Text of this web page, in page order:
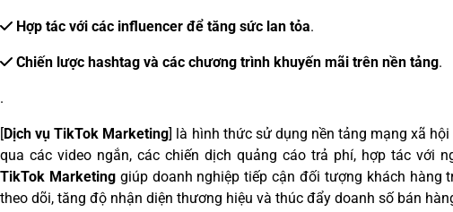
Hợp tác với các influencer để tăng sức lan tỏa.
Chiến lược hashtag và các chương trình khuyến mãi trên nền tảng.
.
[Dịch vụ TikTok Marketing] là hình thức sử dụng nền tảng mạng xã hội
qua các video ngắn, các chiến dịch quảng cáo trả phí, hợp tác với
TikTok Marketinggiúp doanh nghiệp tiếp cận đối tượng khách hàng
theo dõi, tăng độ nhận diện thương hiệu và thúc đẩy doanh số bán